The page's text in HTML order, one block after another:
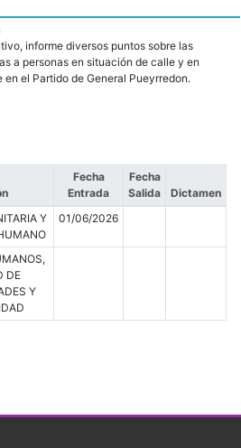
informe diversos puntos sobre las
a personas en situación de calle y en
el Partido de General Pueyrredon.
Fecha
Entrada
Fecha
Salida
Dictamen
Y
01/06/2026
DE
Y